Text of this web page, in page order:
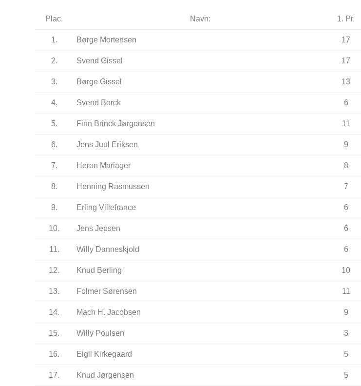
Plac. Navn: 1. Pr.
1. Børge Mortensen 17
2. Svend Gissel 17
3. Børge Gissel 13
4. Svend Borck 6
5. Finn Brinck Jørgensen 11
6. Jens Juul Eriksen 9
7. Heron Mariager 8
8. Henning Rasmussen 7
9. Erling Villefrance 6
10. Jens Jepsen 6
11. Willy Danneskjold 6
12. Knud Berling 10
13. Folmer Sørensen 11
14. Mach H. Jacobsen 9
15. Willy Poulsen 3
16. Eigil Kirkegaard 5
17. Knud Jørgensen 5